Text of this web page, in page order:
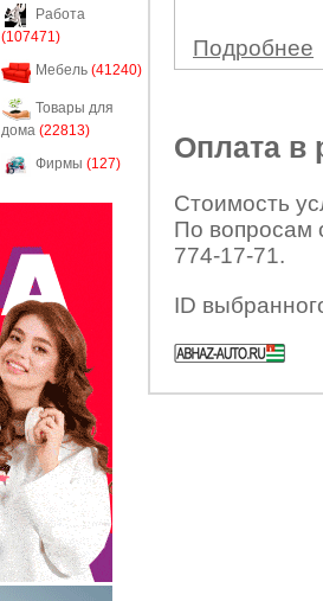
Работа
(107471)
Мебель (41240)
Товары для
дома (22813)
Фирмы (127)
Подробнее
Оплата в
Стоимость
По вопросам
774-17-71.
ID